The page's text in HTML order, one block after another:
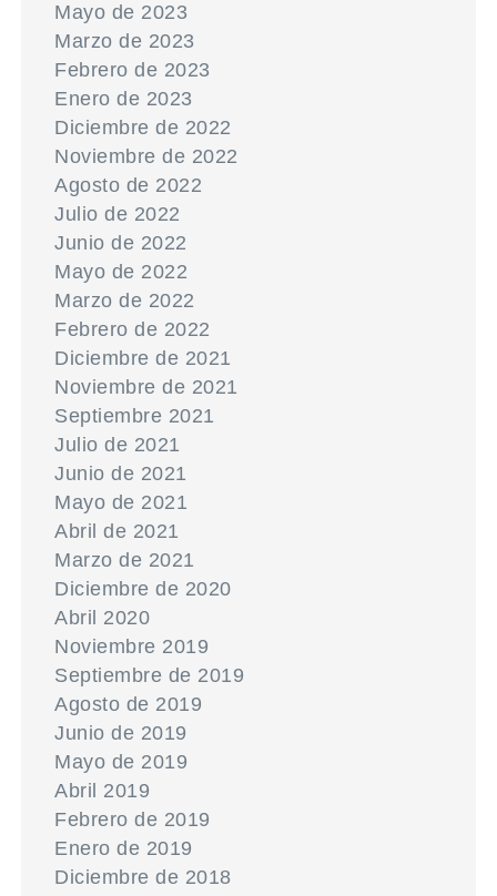
Mayo de 2023
Marzo de 2023
Febrero de 2023
Enero de 2023
Diciembre de 2022
Noviembre de 2022
Agosto de 2022
Julio de 2022
Junio de 2022
Mayo de 2022
Marzo de 2022
Febrero de 2022
Diciembre de 2021
Noviembre de 2021
Septiembre 2021
Julio de 2021
Junio de 2021
Mayo de 2021
Abril de 2021
Marzo de 2021
Diciembre de 2020
Abril 2020
Noviembre 2019
Septiembre de 2019
Agosto de 2019
Junio de 2019
Mayo de 2019
Abril 2019
Febrero de 2019
Enero de 2019
Diciembre de 2018